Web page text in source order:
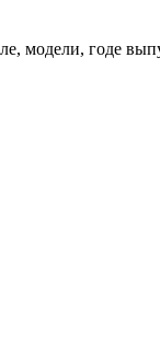
модели, годе